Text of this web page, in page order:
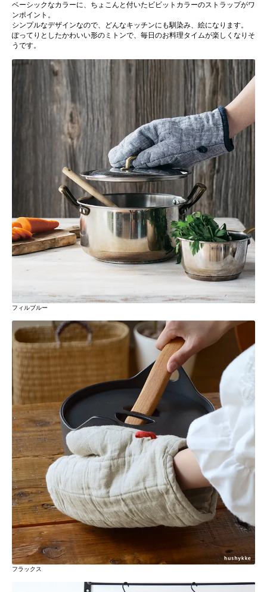
ベーシックなカラーに、ちょこんと付いたビビットカラーのストラップがワ
ンポイント。
シンプルなデザインなので、どんなキッチンにも馴染み、絵になります。
ぽってりとしたかわいい形のミトンで、毎日のお料理タイムが楽しくなりそ
うです。
フィルブルー
フラックス